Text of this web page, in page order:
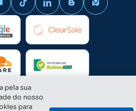
pela sua
do nosso
para